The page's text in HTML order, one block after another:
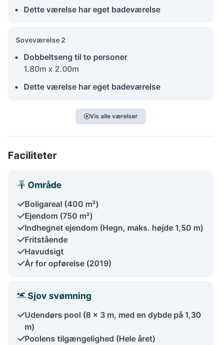
Dette værelse har eget badeværelse
Soveværelse 2
Dobbeltseng til to personer
1.80m x 2.00m
Dette værelse har eget badeværelse
Vis alle værelser
Faciliteter
Område
Boligareal (400 m²)
Ejendom (750 m²)
Indhegnet ejendom (Hegn, maks. højde 1,50 m)
Fritstående
Havudsigt
År for opførelse (2019)
Sjov svømning
Udendørs pool (8 x 3 m, med en dybde på 1,30
m)
Poolens tilgængelighed (Hele året)